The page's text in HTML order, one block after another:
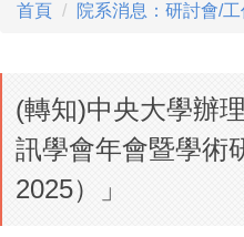
首頁 院系消息：研討會/
(轉知)中央大學辦
訊學會年會暨學術
2025）」